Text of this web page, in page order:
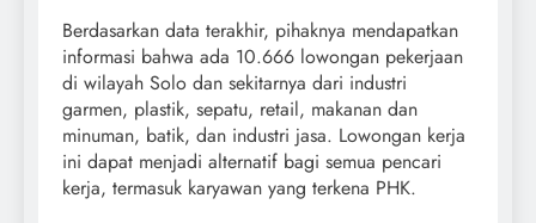
Berdasarkan data terakhir, pihaknya mendapatkan
informasi bahwa ada 10.666 lowongan pekerjaan
di wilayah Solo dan sekitarnya dari industri
garmen, plastik, sepatu, retail, makanan dan
minuman, batik, dan industri jasa. Lowongan kerja
ini dapat menjadi alternatif bagi semua pencari
kerja, termasuk karyawan yang terkena PHK.